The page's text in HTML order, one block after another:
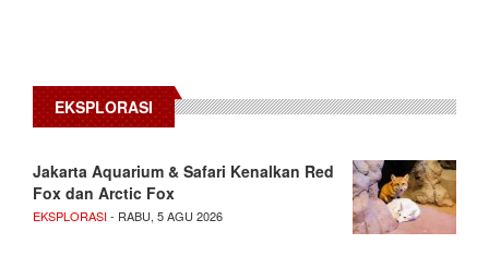
EKSPLORASI
Jakarta Aquarium & Safari Kenalkan Red
Fox dan Arctic Fox
EKSPLORASI- RABU, 5 AGU 2026